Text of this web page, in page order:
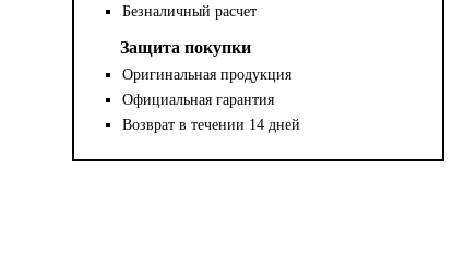
Безналичный расчет
Защита покупки
Оригинальная продукция
Официальная гарантия
Возврат в течении 14 дней